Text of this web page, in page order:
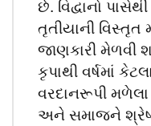
છે. વિદ્વાનો
તૃતીયાની વિસ્તૃત
જાણકારી
કૃપાથી વર્ષમાં
વરદાનરૂપી
અને સમાજને